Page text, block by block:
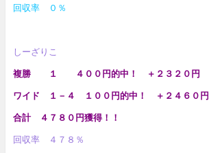
回収率 ０％
しーざりこ
複勝 １ ４００円的中！ ＋２３２０円
ワイド １－４ １００円的中！ ＋２４６０円
合計 ４７８０円獲得！！
回収率 ４７８％